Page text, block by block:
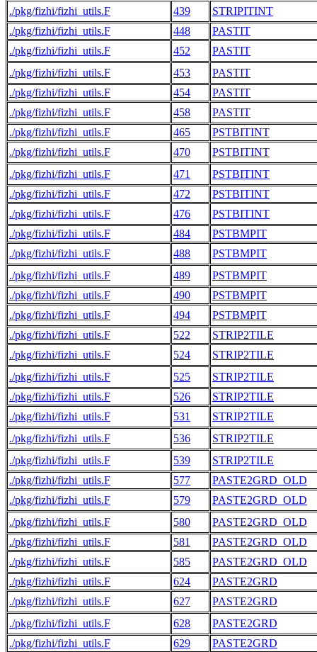
./pkg/fizhi/fizhi_utils.F
439
STRIPITINT
./pkg/fizhi/fizhi_utils.F
448
PASTIT
./pkg/fizhi/fizhi_utils.F
452
PASTIT
./pkg/fizhi/fizhi_utils.F
453
PASTIT
./pkg/fizhi/fizhi_utils.F
454
PASTIT
./pkg/fizhi/fizhi_utils.F
458
PASTIT
./pkg/fizhi/fizhi_utils.F
465
PSTBITINT
./pkg/fizhi/fizhi_utils.F
470
PSTBITINT
./pkg/fizhi/fizhi_utils.F
471
PSTBITINT
./pkg/fizhi/fizhi_utils.F
472
PSTBITINT
./pkg/fizhi/fizhi_utils.F
476
PSTBITINT
./pkg/fizhi/fizhi_utils.F
484
PSTBMPIT
./pkg/fizhi/fizhi_utils.F
488
PSTBMPIT
./pkg/fizhi/fizhi_utils.F
489
PSTBMPIT
./pkg/fizhi/fizhi_utils.F
490
PSTBMPIT
./pkg/fizhi/fizhi_utils.F
494
PSTBMPIT
./pkg/fizhi/fizhi_utils.F
522
STRIP2TILE
./pkg/fizhi/fizhi_utils.F
524
STRIP2TILE
./pkg/fizhi/fizhi_utils.F
525
STRIP2TILE
./pkg/fizhi/fizhi_utils.F
526
STRIP2TILE
./pkg/fizhi/fizhi_utils.F
531
STRIP2TILE
./pkg/fizhi/fizhi_utils.F
536
STRIP2TILE
./pkg/fizhi/fizhi_utils.F
539
STRIP2TILE
./pkg/fizhi/fizhi_utils.F
577
PASTE2GRD_OLD
./pkg/fizhi/fizhi_utils.F
579
PASTE2GRD_OLD
./pkg/fizhi/fizhi_utils.F
580
PASTE2GRD_OLD
./pkg/fizhi/fizhi_utils.F
581
PASTE2GRD_OLD
./pkg/fizhi/fizhi_utils.F
585
PASTE2GRD_OLD
./pkg/fizhi/fizhi_utils.F
624
PASTE2GRD
./pkg/fizhi/fizhi_utils.F
627
PASTE2GRD
./pkg/fizhi/fizhi_utils.F
628
PASTE2GRD
./pkg/fizhi/fizhi_utils.F
629
PASTE2GRD